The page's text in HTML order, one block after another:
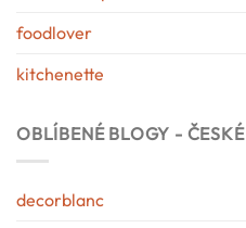
foodlover
kitchenette
OBLÍBENÉ BLOGY - ČESKÉ
decorblanc